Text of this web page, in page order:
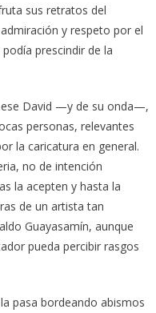
sus retratos del
y respeto por el
prescindir de la
ese David —y de su onda—,
personas, relevantes
la caricatura en general.
no de intención
la acepten y hasta la
de un artista tan
Guayasamín, aunque
pueda percibir rasgos
pasa bordeando abismos